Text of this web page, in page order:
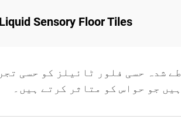
Liquid Sensory Floor Tiles کیا ہیں؟
طے شدہ حسی فلور ٹائیلز کو حسی
ہیں جو حواس کو متاثر کرتے ہیں۔